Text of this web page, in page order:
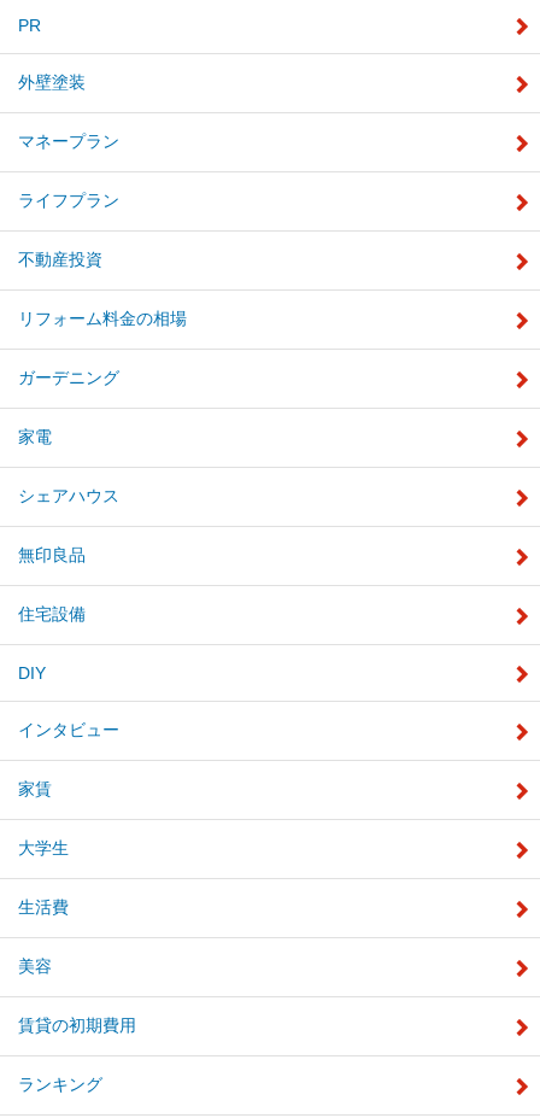
PR
外壁塗装
マネープラン
ライフプラン
不動産投資
リフォーム料金の相場
ガーデニング
家電
シェアハウス
無印良品
住宅設備
DIY
インタビュー
家賃
大学生
生活費
美容
賃貸の初期費用
ランキング